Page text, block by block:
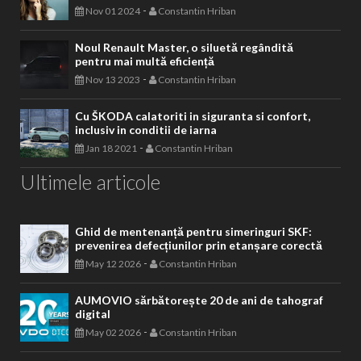
Nov 01 2024- Constantin Hriban
Noul Renault Master, o siluetă regândită
pentru mai multă eficiență
Nov 13 2023 - Constantin Hriban
Cu ŠKODA calatoriti in siguranta si confort,
inclusiv in conditii de iarna
Jan 18 2021 - Constantin Hriban
Ultimele articole
Ghid de mentenanță pentru simeringuri SKF:
prevenirea defecțiunilor prin etanșare corectă
May 12 2026 - Constantin Hriban
AUMOVIO sărbătorește 20 de ani de tahograf
digital
May 02 2026 - Constantin Hriban